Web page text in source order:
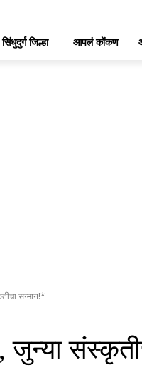
सिंधुदुर्ग जिल्हा आपलं कोंकण
सन्मान!*
जुन्या